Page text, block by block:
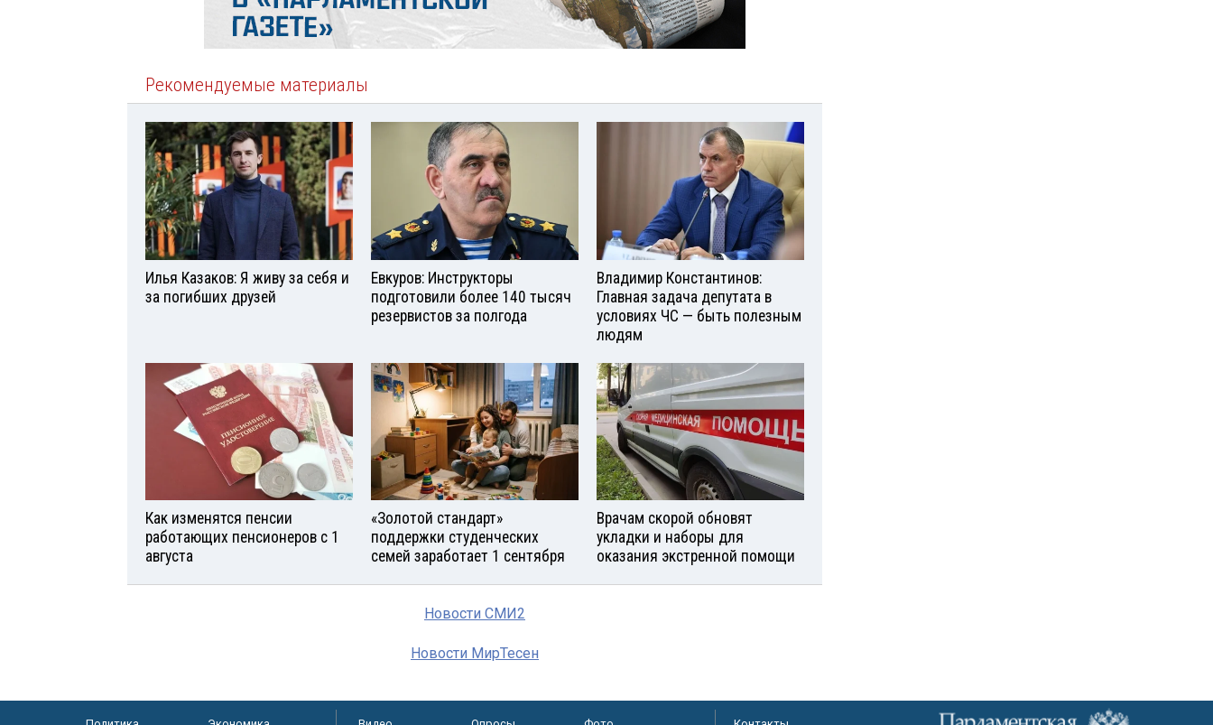
Рекомендуемые материалы
Илья Казаков: Я живу за себя и
за погибших друзей
Евкуров: Инструкторы
подготовили более 140 тысяч
резервистов за полгода
Владимир Константинов:
Главная задача депутата в
условиях ЧС — быть полезным
людям
Как изменятся пенсии
работающих пенсионеров с 1
августа
«Золотой стандарт»
поддержки студенческих
семей заработает 1 сентября
Врачам скорой обновят
укладки и наборы для
оказания экстренной помощи
Новости СМИ2
Новости МирТесен